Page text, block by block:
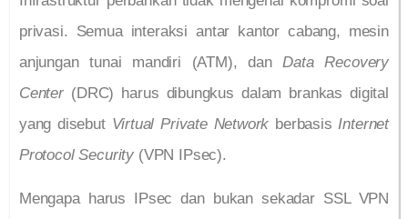
privasi. Semua interaksi antar kantor cabang, mesin
anjungan tunai mandiri (ATM), danData Recovery
Center(DRC) harus dibungkus dalam brankas digital
yang disebut Virtual Private Network berbasisInternet
Protocol Security (VPN IPsec).
Mengapa harus IPsec dan bukan sekadar SSL VPN